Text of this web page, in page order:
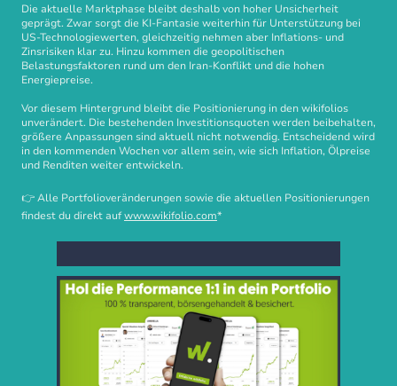
Die aktuelle Marktphase bleibt deshalb von hoher Unsicherheit
geprägt. Zwar sorgt die KI-Fantasie weiterhin für Unterstützung bei
US-Technologiewerten, gleichzeitig nehmen aber Inflations- und
Zinsrisiken klar zu. Hinzu kommen die geopolitischen
Belastungsfaktoren rund um den Iran-Konflikt und die hohen
Energiepreise.
Vor diesem Hintergrund bleibt die Positionierung in den wikifolios
unverändert. Die bestehenden Investitionsquoten werden beibehalten,
größere Anpassungen sind aktuell nicht notwendig. Entscheidend wird
in den kommenden Wochen vor allem sein, wie sich Inflation, Ölpreise
und Renditen weiter entwickeln.
👉 Alle Portfolioveränderungen sowie die aktuellen Positionierungen
findest du direkt aufwww.wikifolio.com*